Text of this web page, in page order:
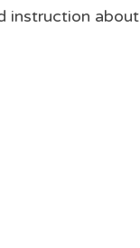
instruction about